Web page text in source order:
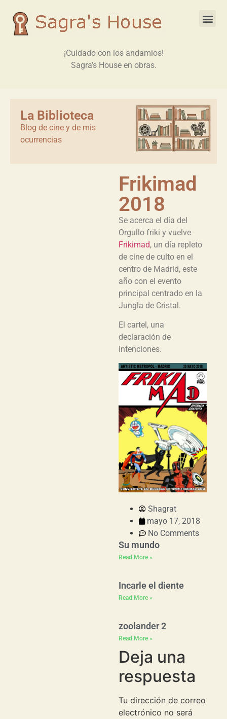
¡Cuidado con los andamios!
Sagra’s House en obras.
La Biblioteca
Blog de cine y de mis
ocurrencias
Frikimad
2018
Se acerca el día del
Orgullo friki y vuelve
Frikimad, un día repleto
de cine de culto en el
centro de Madrid, este
año con el evento
principal centrado en la
Jungla de Cristal.
El cartel, una
declaración de
intenciones.
Shagrat
mayo 17, 2018
No Comments
Su mundo
Read More »
Incarle el diente
Read More »
zoolander 2
Read More »
Deja una
respuesta
Tu dirección de correo
electrónico no será